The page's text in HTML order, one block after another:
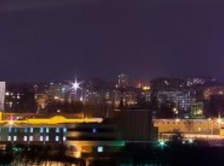
Чебоксар и окрестностей по временам года